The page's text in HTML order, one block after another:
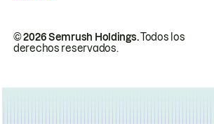
© 2026 Semrush Holdings.Todos los
derechos reservados.